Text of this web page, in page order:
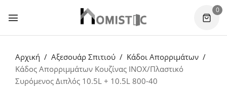
0
Αρχική Αξεσουάρ Σπιτιού
Κάδοι Απορριμάτων
Κάδος Απορριμμάτων Κουζίνας INOX/Πλαστικό
Συρόμενος Διπλός 10.5L + 10.5L 800-40